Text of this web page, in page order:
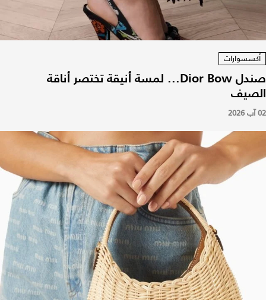
أكسسوارات
صندل Dior Bow... لمسة أنيقة تختصر أناقة
الصيف
02 آب 2026